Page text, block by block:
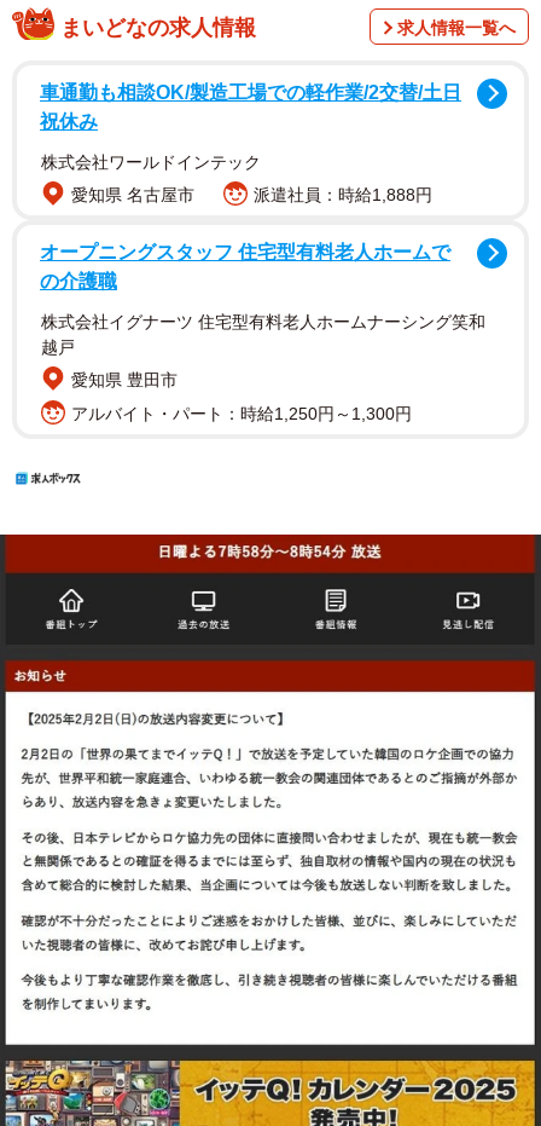
まいどなの求人情報 求人情報一覧へ
車通勤も相談OK/製造工場での軽作業/2交替/土日
祝休み
株式会社ワールドインテック
愛知県 名古屋市
派遣社員：時給1,888円
オープニングスタッフ 住宅型有料老人ホームで
の介護職
株式会社イグナーツ 住宅型有料老人ホームナーシング笑和
越戸
愛知県 豊田市
アルバイト・パート：時給1,250円～1,300円